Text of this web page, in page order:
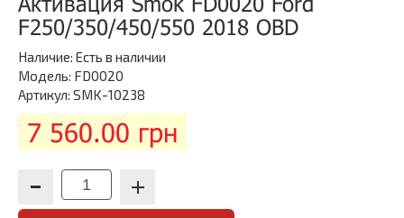
F250/350/450/550 2018 OBD
Наличие: Есть в наличии
Модель: FD0020
Артикул: SMK-10238
7 560.00 грн